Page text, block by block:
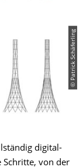
© Patrick Schäferling
digital-
Schritte, von der